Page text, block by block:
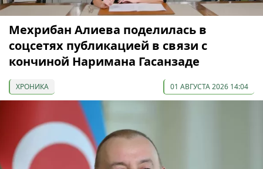
Мехрибан Алиева поделилась в
соцсетях публикацией в связи с
кончиной Наримана Гасанзаде
ХРОНИКА 01 АВГУСТА 2026 14:04